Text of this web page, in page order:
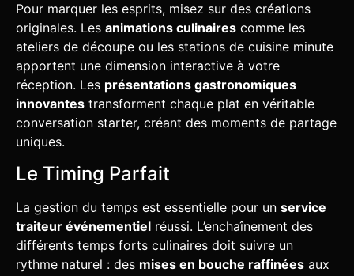
Pour marquer les esprits, misez sur des créations
originales. Les animations culinaires comme les
ateliers de découpe ou les stations de cuisine minute
apportent une dimension interactive à votre
réception. Les présentations gastronomiques
innovantes transforment chaque plat en véritable
conversation starter, créant des moments de partage
uniques.
Le Timing Parfait
La gestion du temps est essentielle pour un service
traiteur événementiel réussi. L’enchaînement des
différents temps forts culinaires doit suivre un
rythme naturel : des mises en bouche raffinées aux